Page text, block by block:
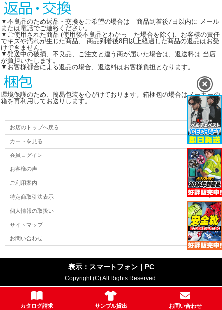
▼不良品のため返品・交換をご希望の場合は 商品到着後7日以内に メール
または電話でご連絡ください。
▼ご使用された商品 (使用後不良品とわかっ た場合を除く)、お客様の責任
でキズや汚れが生じた商品、 商品到着後8日以上経過した商品の返品はお受
けできません。
▼発送中の破損、不良品、ご注文と違う商が届いた場合は、返送料は 当店
が負担いたします。
▼お客様都合による返品の場合、返送料はお客様負担となります。
環境保護のため、簡易包装を心がけております。箱梱包の場合はメーカーの
箱を再利用してお送りします。
カタログ請求 サンプル貸出 お問い合わせ
お店のトップへ戻る
カートを見る
会員ログイン
お客様の声
ご利用案内
特定商取引法表示
個人情報の取扱い
サイトマップ
お問い合わせ
表示：スマートフォン｜ PC
Copyright (C) All Rights Reserved.